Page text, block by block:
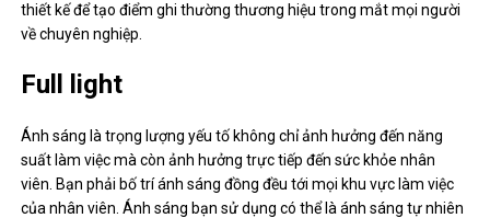
thiết kế để tạo điểm ghi thường thương hiệu trong mắt mọi người
về chuyên nghiệp.
Full light
Ánh sáng là trọng lượng yếu tố không chỉ ảnh hưởng đến năng
suất làm việc mà còn ảnh hưởng trực tiếp đến sức khỏe nhân
viên. Bạn phải bố trí ánh sáng đồng đều tới mọi khu vực làm việc
của nhân viên. Ánh sáng bạn sử dụng có thể là ánh sáng tự nhiên